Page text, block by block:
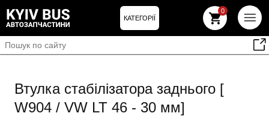
КАТЕГОРІЇ
0
Втулка стабілізатора заднього [
W904 / VW LT 46 - 30 мм]